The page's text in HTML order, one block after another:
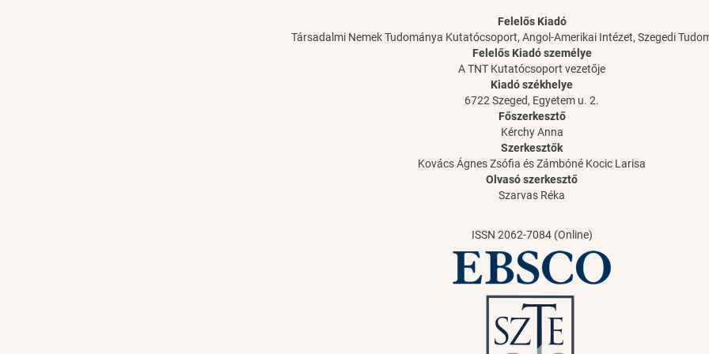
Felelős Kiadó
Társadalmi Nemek Tudománya Kutatócsoport, Angol-Amerikai Intézet, Szegedi
Felelős Kiadó személye
A TNT Kutatócsoport vezetője
Kiadó székhelye
6722 Szeged, Egyetem u. 2.
Főszerkesztő
Kérchy Anna
Szerkesztők
Kovács Ágnes Zsófia és Zámbóné Kocic Larisa
Olvasó szerkesztő
Szarvas Réka
ISSN 2062-7084 (Online)